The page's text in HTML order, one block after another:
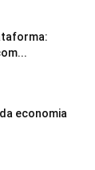
economia